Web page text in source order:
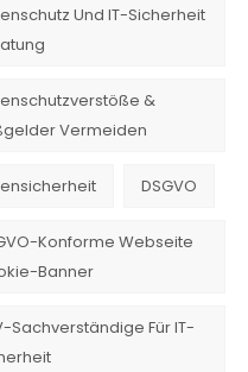
Und IT-Sicherheit
&
Vermeiden
DSGVO
Konforme Webseite
Banner
Sachverständige Für IT-